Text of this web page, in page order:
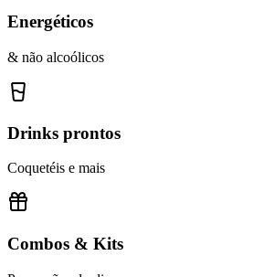
Energéticos
& não alcoólicos
Drinks prontos
Coquetéis e mais
Combos & Kits